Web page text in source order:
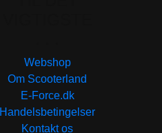
Webshop
Om Scooterland
E-Force.dk
Handelsbetingelser
Kontakt os